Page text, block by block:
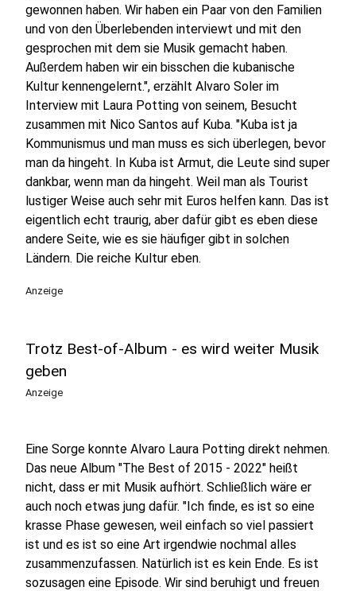
gewonnen haben. Wir haben ein Paar von den Familien
und von den Überlebenden interviewt und mit den
gesprochen mit dem sie Musik gemacht haben.
Außerdem haben wir ein bisschen die kubanische
Kultur kennengelernt.", erzählt Alvaro Soler im
Interview mit Laura Potting von seinem, Besucht
zusammen mit Nico Santos auf Kuba. "Kuba ist ja
Kommunismus und man muss es sich überlegen, bevor
man da hingeht. In Kuba ist Armut, die Leute sind super
dankbar, wenn man da hingeht. Weil man als Tourist
lustiger Weise auch sehr mit Euros helfen kann. Das ist
eigentlich echt traurig, aber dafür gibt es eben diese
andere Seite, wie es sie häufiger gibt in solchen
Ländern. Die reiche Kultur eben.
Anzeige
Trotz Best-of-Album - es wird weiter Musik
geben
Anzeige
Eine Sorge konnte Alvaro Laura Potting direkt nehmen.
Das neue Album "The Best of 2015 - 2022" heißt
nicht, dass er mit Musik aufhört. Schließlich wäre er
auch noch etwas jung dafür. "Ich finde, es ist so eine
krasse Phase gewesen, weil einfach so viel passiert
ist und es ist so eine Art irgendwie nochmal alles
zusammenzufassen. Natürlich ist es kein Ende. Es ist
sozusagen eine Episode. Wir sind beruhigt und freuen